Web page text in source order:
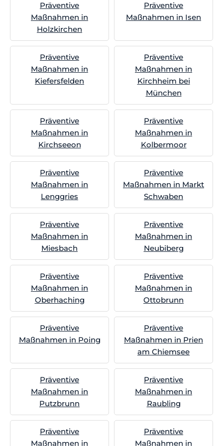
Präventive
Maßnahmen in
Holzkirchen
Präventive
Maßnahmen in Isen
Präventive
Maßnahmen in
Kiefersfelden
Präventive
Maßnahmen in
Kirchheim bei
München
Präventive
Maßnahmen in
Kirchseeon
Präventive
Maßnahmen in
Kolbermoor
Präventive
Maßnahmen in
Lenggries
Präventive
Maßnahmen in Markt
Schwaben
Präventive
Maßnahmen in
Miesbach
Präventive
Maßnahmen in
Neubiberg
Präventive
Maßnahmen in
Oberhaching
Präventive
Maßnahmen in
Ottobrunn
Präventive
Maßnahmen in Poing
Präventive
Maßnahmen in Prien
am Chiemsee
Präventive
Maßnahmen in
Putzbrunn
Präventive
Maßnahmen in
Raubling
Präventive
Maßnahmen in
Präventive
Maßnahmen in